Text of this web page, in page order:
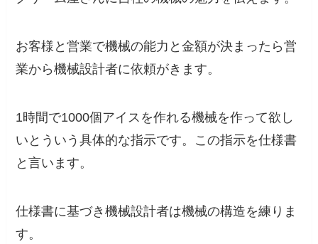
お客様と営業で機械の能力と金額が決まったら営
業から機械設計者に依頼がきます。
1時間で1000個アイスを作れる機械を作って欲し
いとういう具体的な指示です。この指示を仕様書
と言います。
仕様書に基づき機械設計者は機械の構造を練りま
す。